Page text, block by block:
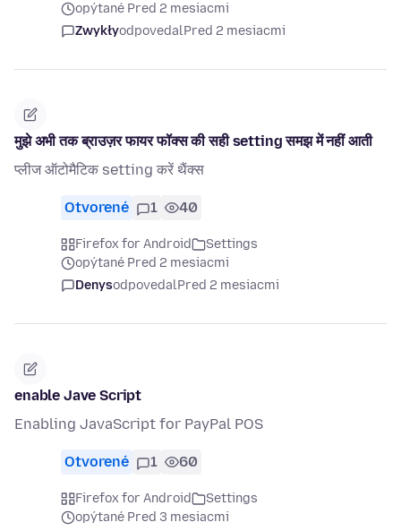
opýtané Pred 2 mesiacmi
ZwykłyodpovedalPred 2 mesiacmi
मुझे अभी तक ब्राउज़र फायर फॉक्स की सही setting समझ में नहीं आती
प्लीज ऑटोमैटिक setting करें थैंक्स
Otvorené 1 40
Firefox for Android
Settings
opýtané Pred 2 mesiacmi
DenysodpovedalPred 2 mesiacmi
enable Jave Script
Enabling JavaScript for PayPal POS
Otvorené 1 60
Firefox for Android
Settings
opýtané Pred 3 mesiacmi